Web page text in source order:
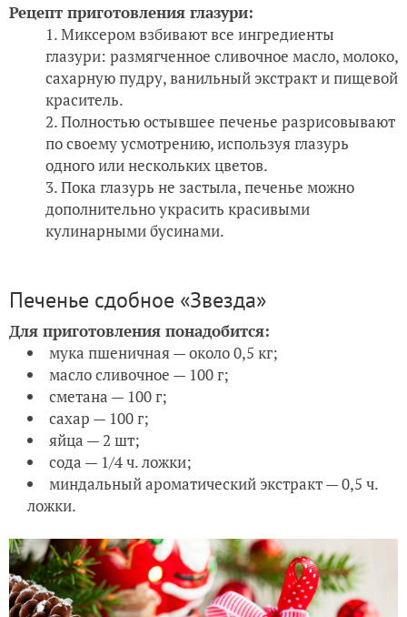
Рецепт приготовления глазури:
Миксером взбивают все ингредиенты
глазури: размягченное сливочное масло, молоко,
сахарную пудру, ванильный экстракт и пищевой
краситель.
Полностью остывшее печенье разрисовывают
по своему усмотрению, используя глазурь
одного или нескольких цветов.
Пока глазурь не застыла, печенье можно
дополнительно украсить красивыми
кулинарными бусинами.
Печенье сдобное «Звезда»
Для приготовления понадобится:
мука пшеничная — около 0,5 кг;
масло сливочное — 100 г;
сметана — 100 г;
сахар — 100 г;
яйца — 2 шт;
сода — 1/4 ч. ложки;
миндальный ароматический экстракт — 0,5 ч.
ложки.